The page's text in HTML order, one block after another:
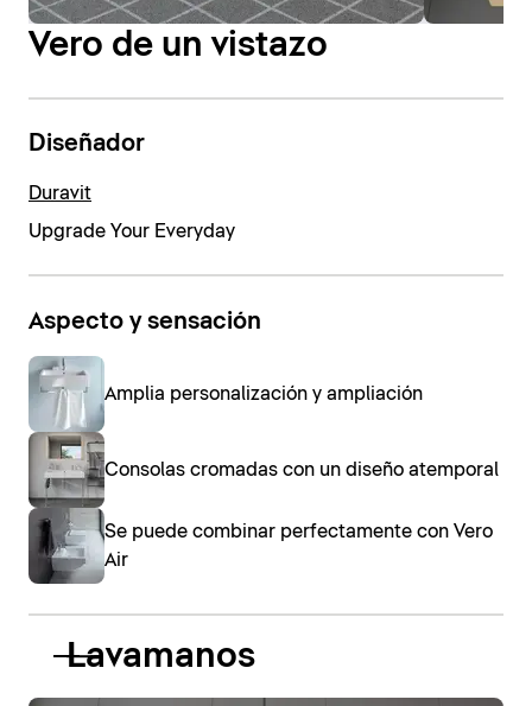
Vero de un vistazo
Diseñador
Duravit
Upgrade Your Everyday
Aspecto y sensación
Amplia personalización y ampliación
Consolas cromadas con un diseño atemporal
Se puede combinar perfectamente con Vero
Air
Lavamanos